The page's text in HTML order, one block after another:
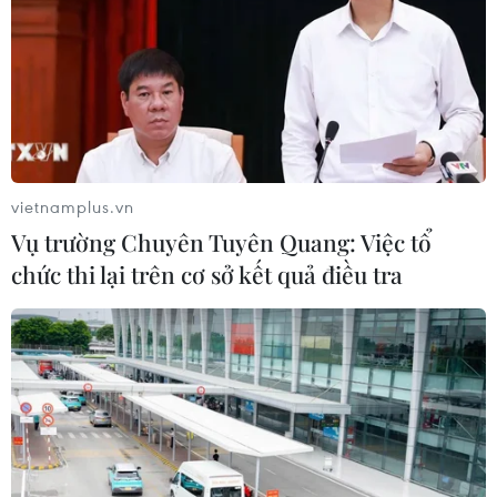
Kumamoto đối mặt với “thảm họa
04/08/2026 06:55
Bộ Tư pháp Mỹ mở chiến dịch thu
hồi quốc tịch quy mô lớn
04/08/2026 06:14
Làm rõ toàn bộ chuỗi hành vi
gây rối trật tự công cộng của Khánh
Sky
04/08/2026 04:15
Cháy chung cư tại Nhật Bản khiến 12
vietnamplus.vn
Vụ trường Chuyên Tuyên Quang: Việc tổ
chức thi lại trên cơ sở kết quả điều tra